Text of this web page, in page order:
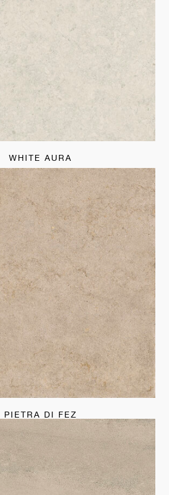
WHITE AURA
PIETRA DI FEZ